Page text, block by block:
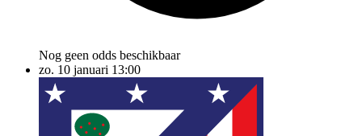
Nog geen odds beschikbaar
zo. 10 januari 13:00